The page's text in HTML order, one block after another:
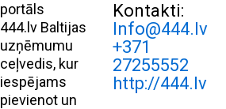
portāls
444.lv Baltijas
uzņēmumu
ceļvedis, kur
iespējams
pievienot un
Kontakti:
Info@444.lv
+371
27255552
http://444.lv